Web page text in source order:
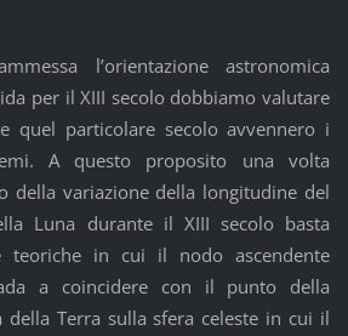
l’orientazione astronomica
per il XIII secolo dobbiamo valutare
quel particolare secolo avvennero i
A questo proposito una volta
della variazione della longitudine del
Luna durante il XIII secolo basta
teoriche in cui il nodo ascendente
a coincidere con il punto della
della Terra sulla sfera celeste in cui il